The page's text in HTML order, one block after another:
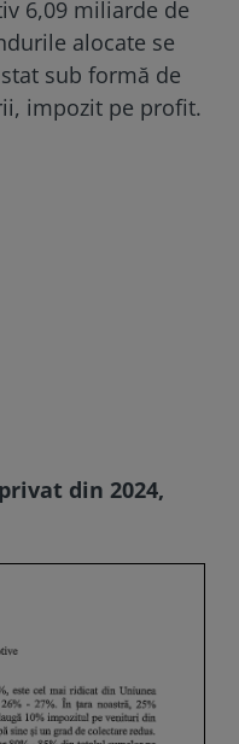
6,09 miliarde de
alocate se
sub formă de
impozit pe profit.
din 2024,